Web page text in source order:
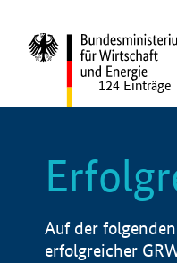
124 Einträge
Auf der
erfolgreicher